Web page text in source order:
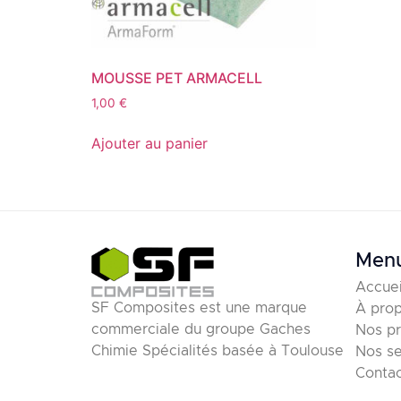
MOUSSE PET ARMACELL
1,00 €
Ajouter au panier
SF Composites est une marque
commerciale du groupe Gaches
Chimie Spécialités basée à Toulouse
À
Nos
Nos